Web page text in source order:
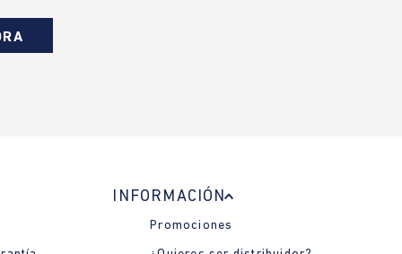
INFORMACIÓN
Promociones